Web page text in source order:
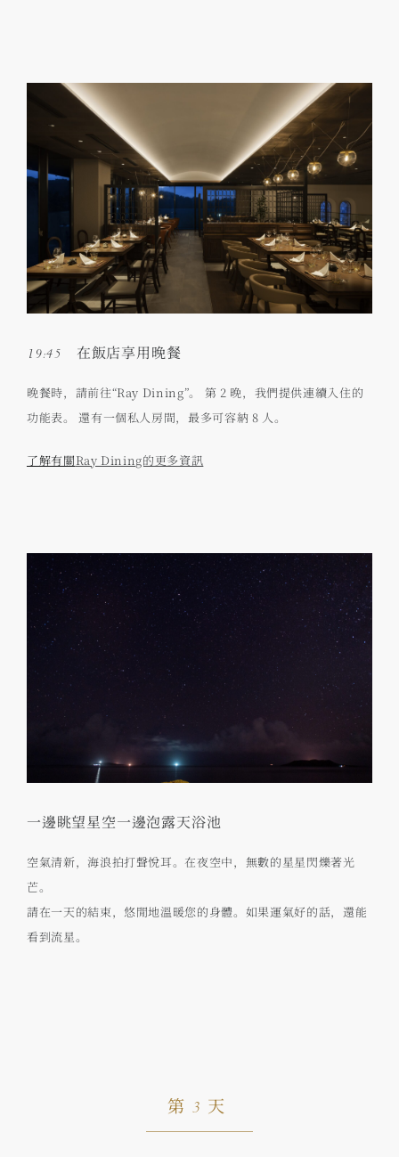
19:45 在飯店享用晚餐
晚餐時，請前往“Ray Dining”。 第 2 晚，我們提供連續入住的
功能表。 還有一個私人房間，最多可容納 8 人。
了解有關Ray Dining的更多資訊
一邊眺望星空一邊泡露天浴池
空氣清新，海浪拍打聲悅耳。在夜空中，無數的星星閃爍著光
芒。
請在一天的結束，悠閒地溫暖您的身體。如果運氣好的話，還能
看到流星。
第3天